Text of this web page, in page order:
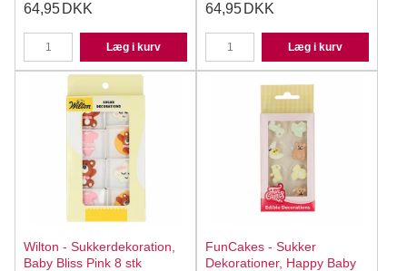
64,95 DKK
Læg i kurv
64,95 DKK
Læg i kurv
Wilton - Sukkerdekoration,
Baby Bliss Pink 8 stk
FunCakes - Sukker
Dekorationer, Happy Baby